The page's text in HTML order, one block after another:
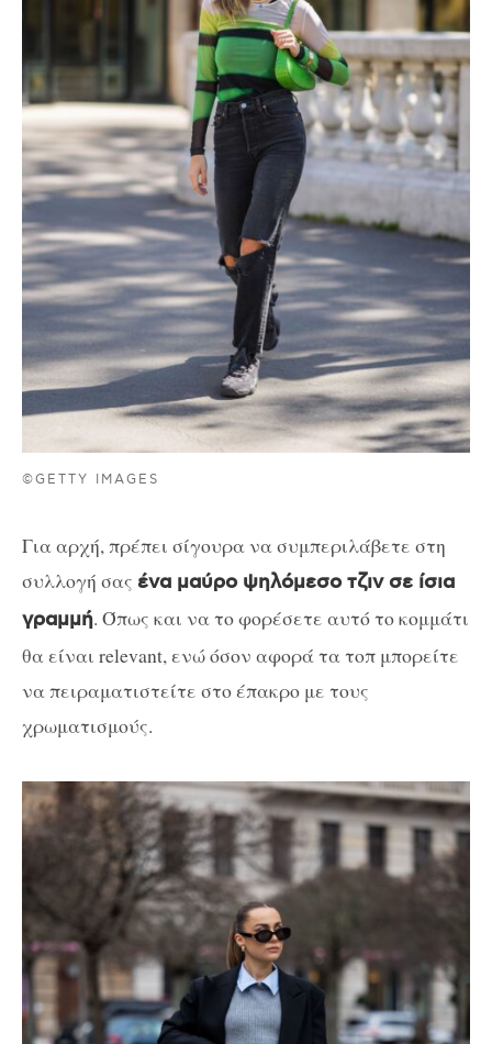
©GETTY IMAGES
Για αρχή, πρέπει σίγουρα να συμπεριλάβετε στη
συλλογή σας ένα μαύρο ψηλόμεσο τζιν σε ίσια
γραμμή. Όπως και να το φορέσετε αυτό το κομμάτι
θα είναι relevant, ενώ όσον αφορά τα τοπ μπορείτε
να πειραματιστείτε στο έπακρο με τους
χρωματισμούς.